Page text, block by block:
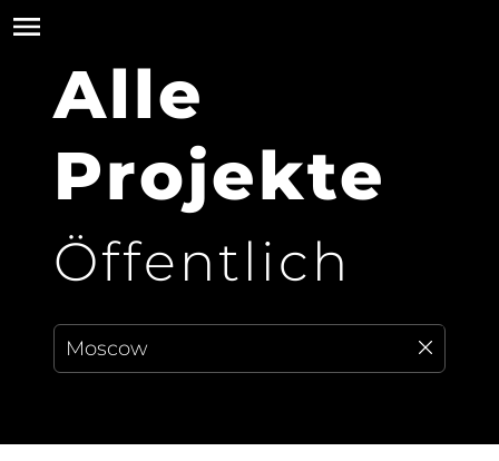
Alle
Projekte
Öffentlich